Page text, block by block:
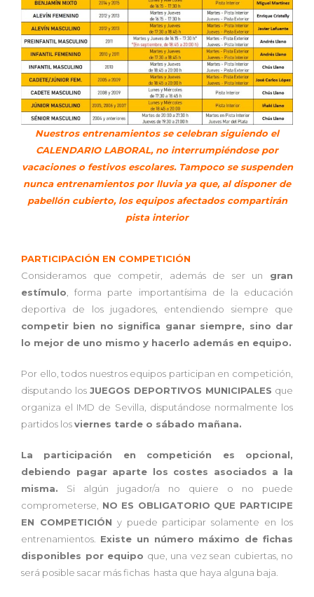
Nuestros entrenamientos se celebran siguiendo el
CALENDARIO LABORAL, no interrumpiéndose por
vacaciones o festivos escolares. Tampoco se suspenden
nunca entrenamientos por lluvia ya que, al disponer de
pabellón cubierto, los equipos afectados compartirán
pista interior
PARTICIPACIÓN EN COMPETICIÓN
Consideramos que competir, además de ser un gran
estímulo, forma parte importantísima de la educación
deportiva de los jugadores, entendiendo siempre que
competir bien no significa ganar siempre, sino dar
lo mejor de uno mismo y hacerlo además en equipo.
Por ello, todos nuestros equipos participan en competición,
disputando los JUEGOS DEPORTIVOS MUNICIPALES que
organiza el IMD de Sevilla, disputándose normalmente los
partidos losviernes tarde o sábado mañana.
La participación en competición es opcional,
debiendo pagar aparte los costes asociados a la
misma. Si algún jugador/a no quiere o no puede
comprometerse, NO ES OBLIGATORIO QUE PARTICIPE
EN COMPETICIÓN y puede participar solamente en los
entrenamientos. Existe un número máximo de fichas
disponibles por equipo que, una vez sean cubiertas, no
será posible sacar más fichas hasta que haya alguna baja.